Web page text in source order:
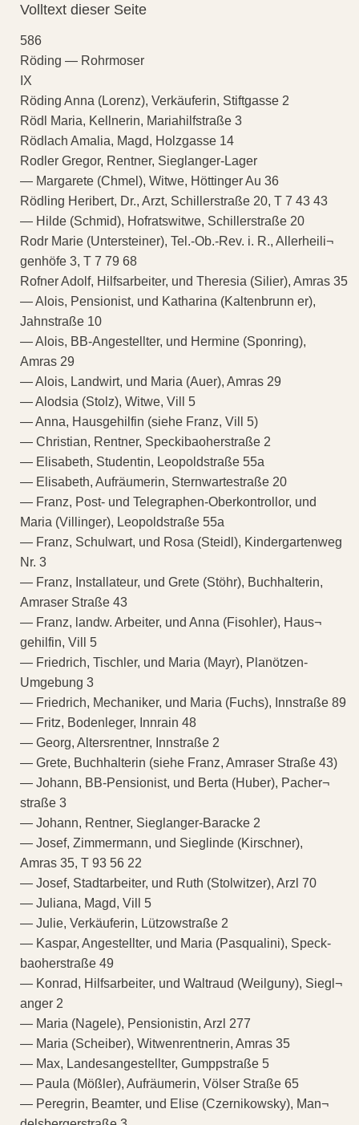
Volltext dieser Seite
586
Röding — Rohrmoser
IX
Röding Anna (Lorenz), Verkäuferin, Stiftgasse 2
Rödl Maria, Kellnerin, Mariahilfstraße 3
Rödlach Amalia, Magd, Holzgasse 14
Rodler Gregor, Rentner, Sieglanger-Lager
— Margarete (Chmel), Witwe, Höttinger Au 36
Rödling Heribert, Dr., Arzt, Schillerstraße 20, T 7 43 43
— Hilde (Schmid), Hofratswitwe, Schillerstraße 20
Rodr Marie (Untersteiner), Tel.-Ob.-Rev. i. R., Allerheili¬
genhöfe 3, T 7 79 68
Rofner Adolf, Hilfsarbeiter, und Theresia (Silier), Amras 35
— Alois, Pensionist, und Katharina (Kaltenbrunn er),
Jahnstraße 10
— Alois, BB-Angestellter, und Hermine (Sponring),
Amras 29
— Alois, Landwirt, und Maria (Auer), Amras 29
— Alodsia (Stolz), Witwe, Vill 5
— Anna, Hausgehilfin (siehe Franz, Vill 5)
— Christian, Rentner, Speckibaoherstraße 2
— Elisabeth, Studentin, Leopoldstraße 55a
— Elisabeth, Aufräumerin, Sternwartestraße 20
— Franz, Post- und Telegraphen-Oberkontrollor, und
Maria (Villinger), Leopoldstraße 55a
— Franz, Schulwart, und Rosa (Steidl), Kindergartenweg
Nr. 3
— Franz, Installateur, und Grete (Stöhr), Buchhalterin,
Amraser Straße 43
— Franz, landw. Arbeiter, und Anna (Fisohler), Haus¬
gehilfin, Vill 5
— Friedrich, Tischler, und Maria (Mayr), Planötzen-
Umgebung 3
— Friedrich, Mechaniker, und Maria (Fuchs), Innstraße 89
— Fritz, Bodenleger, Innrain 48
— Georg, Altersrentner, Innstraße 2
— Grete, Buchhalterin (siehe Franz, Amraser Straße 43)
— Johann, BB-Pensionist, und Berta (Huber), Pacher¬
straße 3
— Johann, Rentner, Sieglanger-Baracke 2
— Josef, Zimmermann, und Sieglinde (Kirschner),
Amras 35, T 93 56 22
— Josef, Stadtarbeiter, und Ruth (Stolwitzer), Arzl 70
— Juliana, Magd, Vill 5
— Julie, Verkäuferin, Lützowstraße 2
— Kaspar, Angestellter, und Maria (Pasqualini), Speck-
baoherstraße 49
— Konrad, Hilfsarbeiter, und Waltraud (Weilguny), Siegl¬
anger 2
— Maria (Nagele), Pensionistin, Arzl 277
— Maria (Scheiber), Witwenrentnerin, Amras 35
— Max, Landesangestellter, Gumppstraße 5
— Paula (Mößler), Aufräumerin, Völser Straße 65
— Peregrin, Beamter, und Elise (Czernikowsky), Man¬